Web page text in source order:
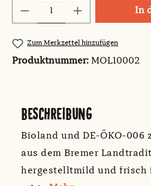
Produkt Anzahl: GibIn
Zum Merkzettel hinzufügen
Produktnummer: MOL10002
BESCHREIBUNG
Bioland und DE-ÖKO-
aus dem Bremer
hergestelltmild und frisch